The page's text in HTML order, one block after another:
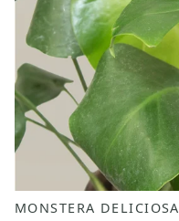
MONSTERA DELICIOSA